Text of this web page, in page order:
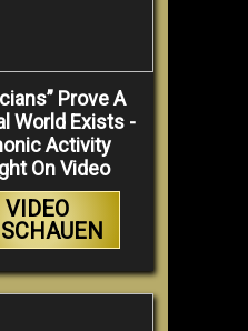
Prove A
World Exists -
Activity
On Video
VIDEO